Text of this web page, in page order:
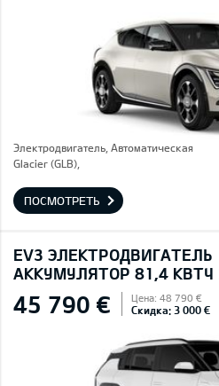
Электродвигатель, Автоматическая
Glacier (GLB),
ПОСМОТРЕТЬ
EV3 ЭЛЕКТРОДВИГАТЕЛЬ
AККУМУЛЯТОР 81,4 КВТЧ
45 790 € Цена: 48 790 €
Скидка: 3 000 €